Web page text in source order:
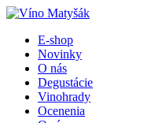
E-shop
Novinky
O nás
Degustácie
Vinohrady
Ocenenia